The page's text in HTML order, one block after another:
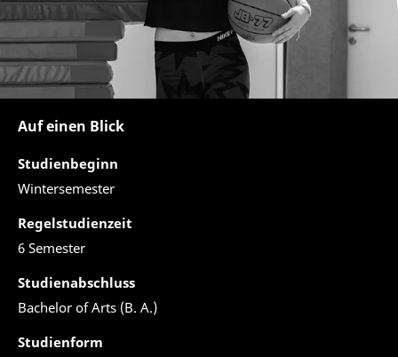
Auf einen Blick
Studienbeginn
Wintersemester
Regelstudienzeit
6 Semester
Studienabschluss
Bachelor of Arts (B. A.)
Studienform